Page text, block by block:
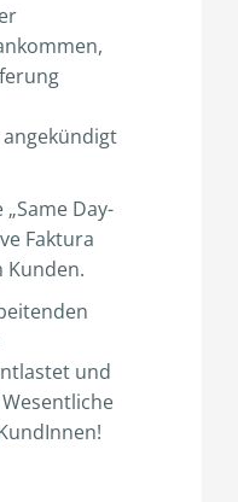
Day-
Faktura
Kunden.
und